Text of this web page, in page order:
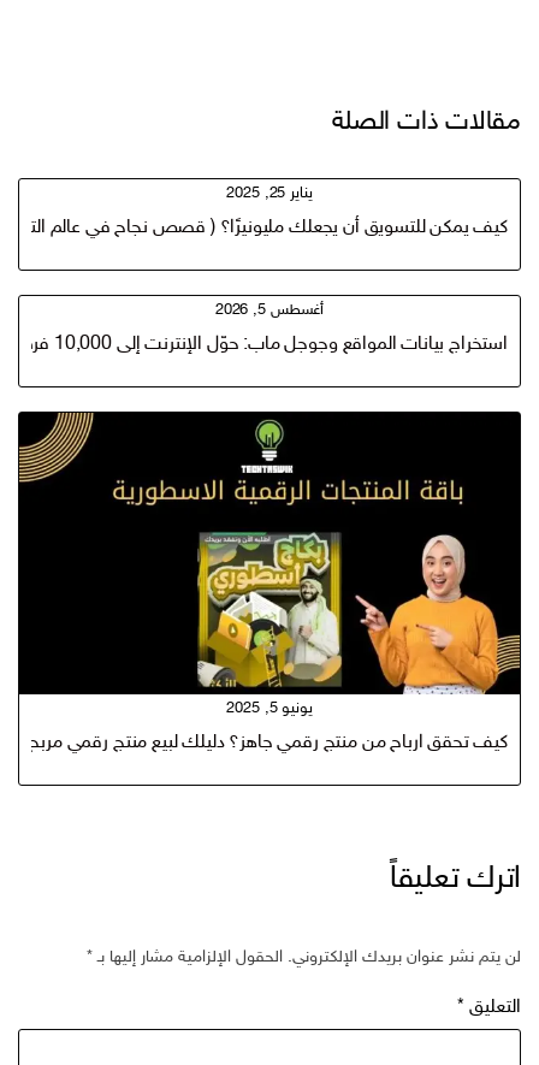
مقالات ذات الصلة
يناير 25, 2025
كيف يمكن للتسويق أن يجعلك مليونيرًا؟ ( قصص نجاح في عالم
أغسطس 5, 2026
استخراج بيانات المواقع وجوجل ماب: حوّل الإنترنت إلى 10,000 فرصة داخل ملف واحد Web Scraping
يونيو 5, 2025
كيف تحقق ارباح من منتج رقمي جاهز؟ دليلك لبيع منتج رقمي مربح في
اترك تعليقاً
لن يتم نشر عنوان بريدك الإلكتروني. الحقول الإلزامية مشار إليها بـ*
التعليق *